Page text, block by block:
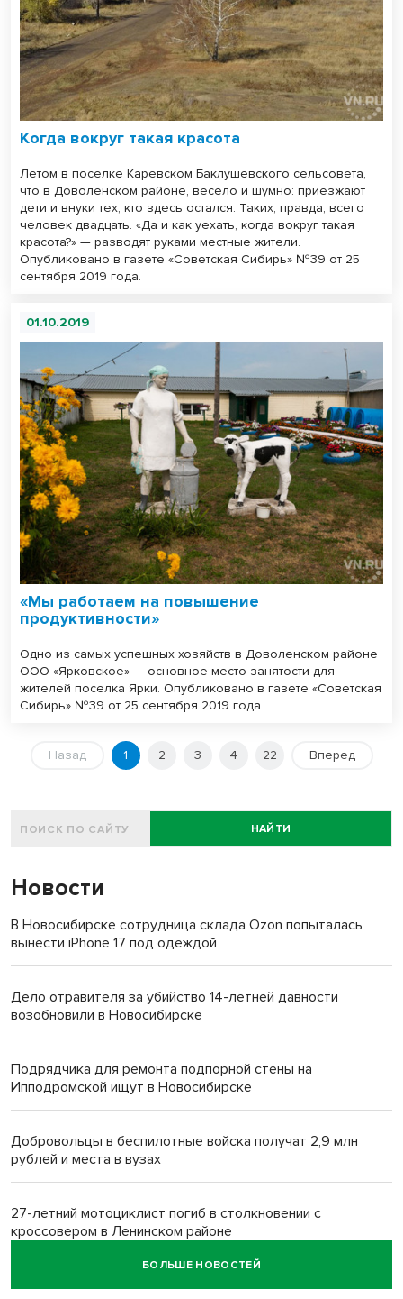
Когда вокруг такая красота
Летом в поселке Каревском Баклушевского сельсовета,
что в Доволенском районе, весело и шумно: приезжают
дети и внуки тех, кто здесь остался. Таких, правда, всего
человек двадцать. «Да и как уехать, когда вокруг такая
красота?» — разводят руками местные жители.
Опубликовано в газете «Советская Сибирь» №39 от 25
сентября 2019 года.
01.10.2019
«Мы работаем на повышение
продуктивности»
Одно из самых успешных хозяйств в Доволенском районе
ООО «Ярковское» — основное место занятости для
жителей поселка Ярки. Опубликовано в газете «Советская
Сибирь» №39 от 25 сентября 2019 года.
Назад 1 2 3 4 22 Вперед
НАЙТИ
Новости
В Новосибирске сотрудница склада Ozon попыталась
вынести iPhone 17 под одеждой
Дело отравителя за убийство 14-летней давности
возобновили в Новосибирске
Подрядчика для ремонта подпорной стены на
Ипподромской ищут в Новосибирске
Добровольцы в беспилотные войска получат 2,9 млн
рублей и места в вузах
27-летний мотоциклист погиб в столкновении с
кроссовером в Ленинском районе
БОЛЬШЕ НОВОСТЕЙ